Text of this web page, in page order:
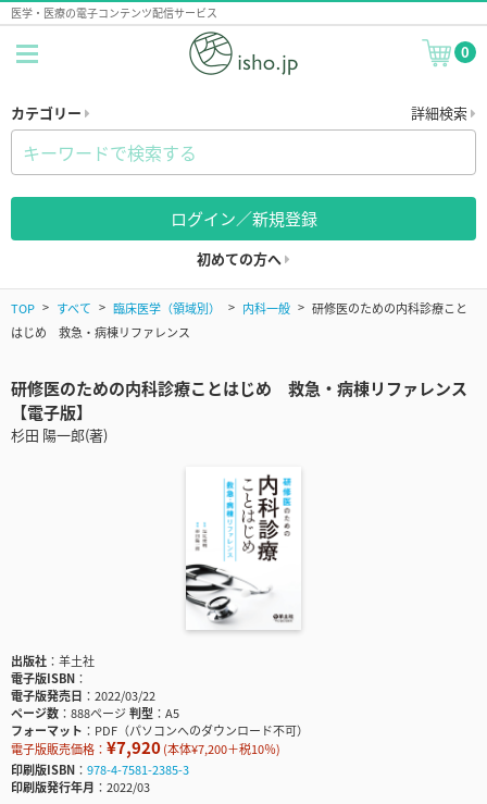
医学・医療の電子コンテンツ配信サービス
0
カテゴリー 詳細検索
ログイン／新規登録
初めての方へ
TOP すべて 臨床医学（領域別） 内科一般
研修医のための内科診療こと
はじめ 救急・病棟リファレンス
研修医のための内科診療ことはじめ 救急・病棟リファレンス
【電子版】
杉田 陽一郎(著)
出版社
羊土社
電子版ISBN
電子版発売日
2022/03/22
ページ数
888ページ判型
A5
フォーマット
PDF（パソコンへのダウンロード不可）
電子版販売価格： ¥7,920(本体¥7,200＋税10％)
印刷版ISBN
978-4-7581-2385-3
印刷版発行年月
2022/03